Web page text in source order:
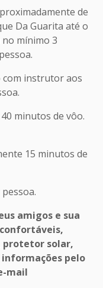
de
Da Guarita até o
no mínimo 3
com instrutor aos
minutos de vôo.
15 minutos de
amigos e sua
protetor solar,
informações pelo
mail